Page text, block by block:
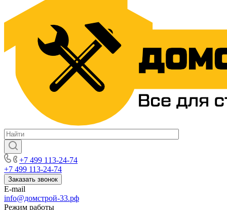
+7 499 113-24-74
+7 499 113-24-74
Заказать звонок
E-mail
info@домстрой-33.рф
Режим работы